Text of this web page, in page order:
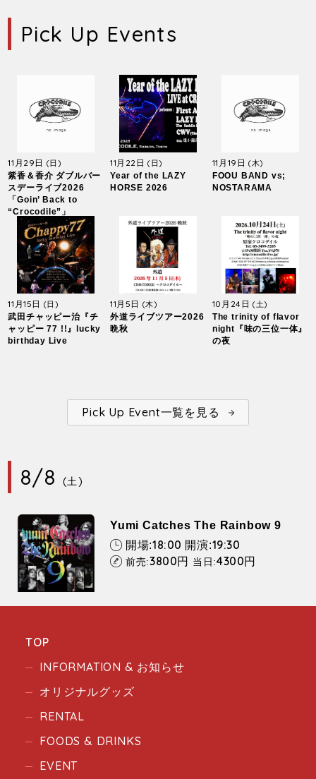
Pick Up Events
11月29日 (日)
紫香＆香介 ダブルバー
スデーライブ2026
「Goin’ Back to
“Crocodile”」
11月22日(日)
Year of the LAZY
HORSE 2026
11月19日 (木)
FOOU BAND vs;
NOSTARAMA
11月15日 (日)
武田チャッピー治『チ
ャッピー 77 !!』lucky
birthday Live
11月5日 (木)
外道ライブツアー2026
晩秋
10月24日 (土)
The trinity of flavor
night『味の三位一体』
の夜
Pick Up Event一覧を見る
8/8 (土)
Yumi Catches The Rainbow 9
開場:18:00 開演:19:30
前売:3800円 当日:4300円
TOP
INFORMATION & お知らせ
オリジナルグッズ
RENTAL
FOODS & DRINKS
EVENT